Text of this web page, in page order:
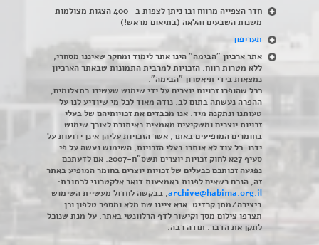
חדר הצפייה מרווח ובו ניתן לצפות ב- 400 הצגות מצולמות
משנות השבעים והלאה (בתיאום מראש!)
תעריפון
אתר ארכיון "הבימה" הינו אתר לימוד ומחקר שאיננו מסחרי,
ללא מטרות רווח. הזכויות למרבית התמונות שבאתר הארכיון
נמצאות בידי תיאטרון "הבימה".
ככל שהופרו זכויות יוצרים על ידי שימוש שעשינו בתצלומים,
ההפרה נעשתה בתום לב. נודה מאוד לכל מי שיודיע לנו על
טעותנו ונתקנה מיד. אנו מכבדים את זכויותיהם של בעלי
זכויות יוצרים ומשקיעים מאמצים באיתורם לצורך שימוש
בחומרים המופיעים באתר, אשר הזכויות עליהן אינן ידועות על
ידנו. כל עוד לא אותרו בעלי הזכויות, השימוש נעשה על פי
סעיף 27א לחוק זכויות יוצרים תשס"ח-2007. אם לדעתכם
נפגעה זכותכם כבעלים של זכויות יוצרים בחומר המופיע באתר
זה, הנכם רשאים לפנות באמצעות דואר אלקטרוני לכתובת:
archive@habima.org.il, בבקשה לחדול מעשיית השימוש
ביצירה/מתן קרדיט. אנא ציינו שם מלא ומספר טלפון וכן
תצרפו צילום מסך וקישור לדף הרלוונטי באתר, על מנת שנוכל
לתקן את הדבר. תודה רבה.